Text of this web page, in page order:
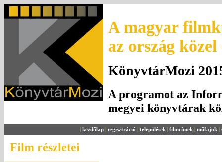
A magyar
az ország
KönyvtárMozi
A programot az
megyei könyvtárak
| kezdőlap | regisztráció | települések | filmcímek | műfajok |
Film részletei